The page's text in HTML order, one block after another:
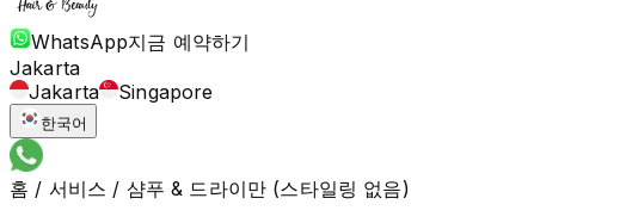
WhatsApp지금 예약하기
Jakarta
Jakarta
Singapore
한국어
홈 / 서비스 / 샴푸 & 드라이만 (스타일링 없음)